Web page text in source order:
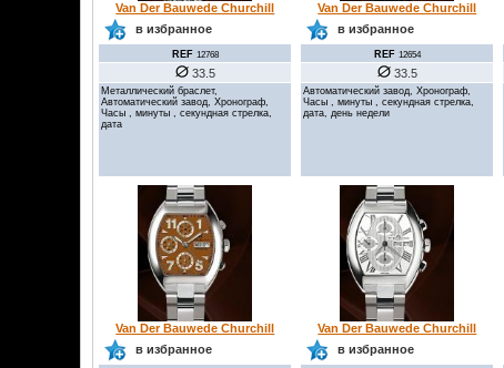
Van Der Bauwede Churchill
в избранное
REF 12768
33.5
Металлический браслет,
Автоматический завод, Хронограф,
Часы , минуты , секундная стрелка,
дата
Van Der Bauwede Churchill
в избранное
REF 12654
33.5
Автоматический завод, Хронограф,
Часы , минуты , секундная стрелка,
дата, день недели
Van Der Bauwede Churchill
в избранное
Van Der Bauwede Churchill
в избранное